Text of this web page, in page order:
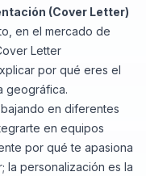
(Cover Letter)
en el mercado de
Letter
por qué eres el
geográfica.
en diferentes
en equipos
por qué te apasiona
la personalización es la